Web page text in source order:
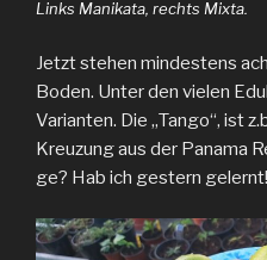
Links Manikata, rechts Mixta.
Jetzt stehen mindestens
Boden. Unter den vielen
Varianten. Die „Tango“, ist
Kreuzung aus der Panama
ge? Hab ich gestern gelernt!